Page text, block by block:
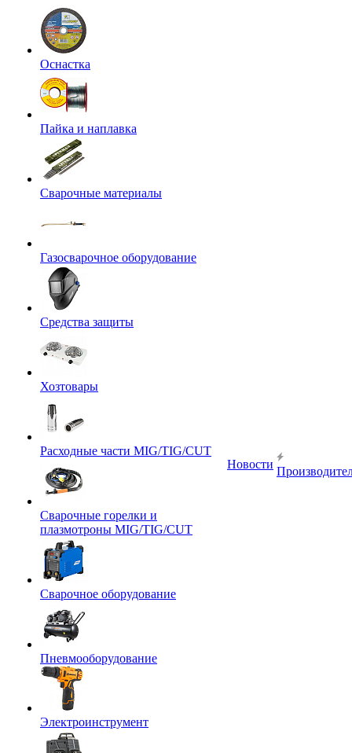
Оснастка
Пайка и наплавка
Сварочные материалы
Газосварочное оборудование
Средства защиты
Хозтовары
Расходные части MIG/TIG/CUT
Сварочные горелки и
плазмотроны MIG/TIG/CUT
Сварочное оборудование
Пневмооборудование
Электроинструмент
Новости